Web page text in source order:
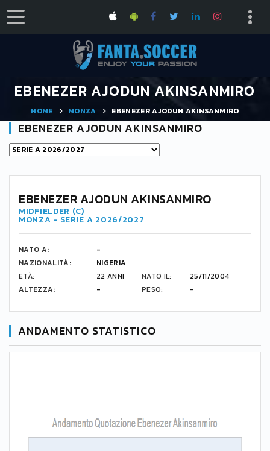
EBENEZER AJODUN AKINSANMIRO
HOME MONZA EBENEZER AJODUN AKINSANMIRO
EBENEZER AJODUN AKINSANMIRO
EBENEZER AJODUN AKINSANMIRO
MIDFIELDER (C)
MONZA - SERIE A 2026/2027
NATO A:
-
NAZIONALITÀ:
NIGERIA
ETÀ:
22 ANNI NATO IL:
25/11/2004
ALTEZZA:
- PESO: -
ANDAMENTO STATISTICO